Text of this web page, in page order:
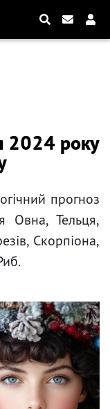
2024 року
прогноз
Овна, Тельця,
Скорпіона,